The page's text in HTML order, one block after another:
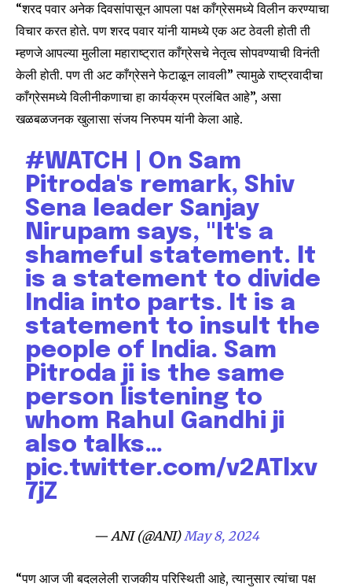
Join our community of
SUBSCRIBERS and be part of the
conversation.
To subscribe, simply enter your email address on our website
or click the subscribe button below. Don't worry, we respect
your privacy and won't spam your inbox. Your information is
safe with us.
SUBSCRIBE
I've read and accept thePrivacy Policy.
6,300
“शरद पवार अनेक दिवसांपासून आपला पक्ष काँग्रेसमध्ये विलीन करण्याचा
विचार करत होते. पण शरद पवार यांनी यामध्ये एक अट ठेवली होती ती
म्हणजे आपल्या मुलीला महाराष्ट्रात काँग्रेसचे नेतृत्व सोपवण्याची विनंती
केली होती. पण ती अट काँग्रेसने फेटाळून लावली” त्यामुळे राष्ट्रवादीचा
काँग्रेसमध्ये विलीनीकणाचा हा कार्यक्रम प्रलंबित आहे”, असा
खळबळजनक खुलासा संजय निरुपम यांनी केला आहे.
#WATCH | On Sam
Pitroda's remark, Shiv
Sena leader Sanjay
Nirupam says, "It's a
shameful statement. It
is a statement to divide
India into parts. It is a
statement to insult the
people of India. Sam
Pitroda ji is the same
person listening to
whom Rahul Gandhi ji
also talks…
pic.twitter.com/v2ATlxv
7jZ
— ANI (@ANI)May 8, 2024
“पण आज जी बदललेली राजकीय परिस्थिती आहे, त्यानुसार त्यांचा पक्ष